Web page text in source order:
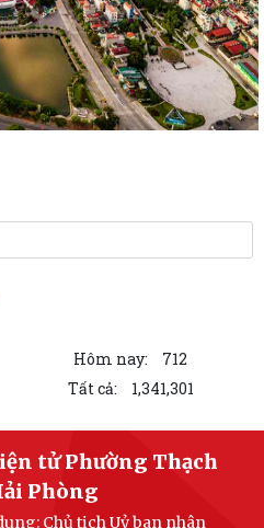
Hôm nay:
712
Tất cả: 1,341,301
tử Phường Thạch
Phòng
Chủ tịch Uỷ ban nhân